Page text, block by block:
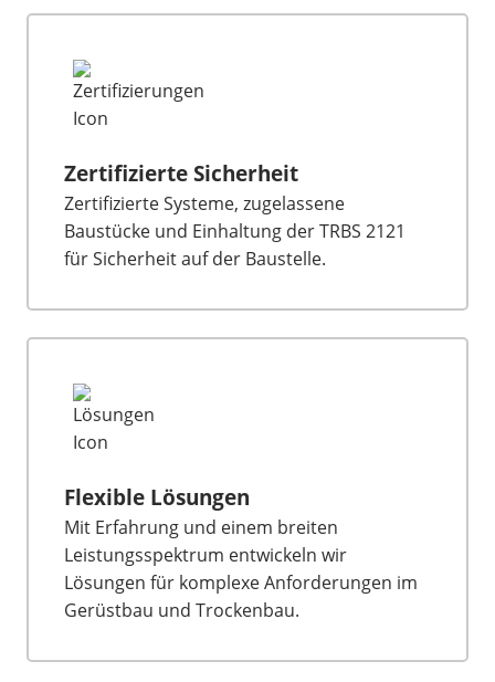
Zertifizierte Sicherheit
Zertifizierte Systeme, zugelassene
Baustücke und Einhaltung der TRBS 2121
für Sicherheit auf der Baustelle.
Flexible Lösungen
Mit Erfahrung und einem breiten
Leistungsspektrum entwickeln wir
Lösungen für komplexe Anforderungen im
Gerüstbau und Trockenbau.